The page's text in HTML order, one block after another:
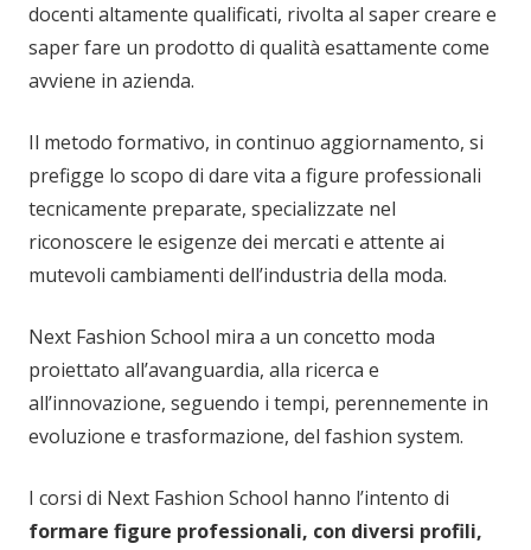
docenti altamente qualificati, rivolta al saper creare e
saper fare un prodotto di qualità esattamente come
avviene in azienda.
Il metodo formativo, in continuo aggiornamento, si
prefigge lo scopo di dare vita a figure professionali
tecnicamente preparate, specializzate nel
riconoscere le esigenze dei mercati e attente ai
mutevoli cambiamenti dell’industria della moda.
Next Fashion School mira a un concetto moda
proiettato all’avanguardia, alla ricerca e
all’innovazione, seguendo i tempi, perennemente in
evoluzione e trasformazione, del fashion system.
I corsi di Next Fashion School hanno l’intento di
formare figure professionali, con diversi profili,